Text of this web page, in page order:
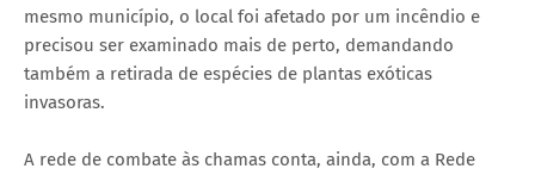
mesmo município, o local foi afetado por um incêndio e
precisou ser examinado mais de perto, demandando
também a retirada de espécies de plantas exóticas
invasoras.
A rede de combate às chamas conta, ainda, com a Rede